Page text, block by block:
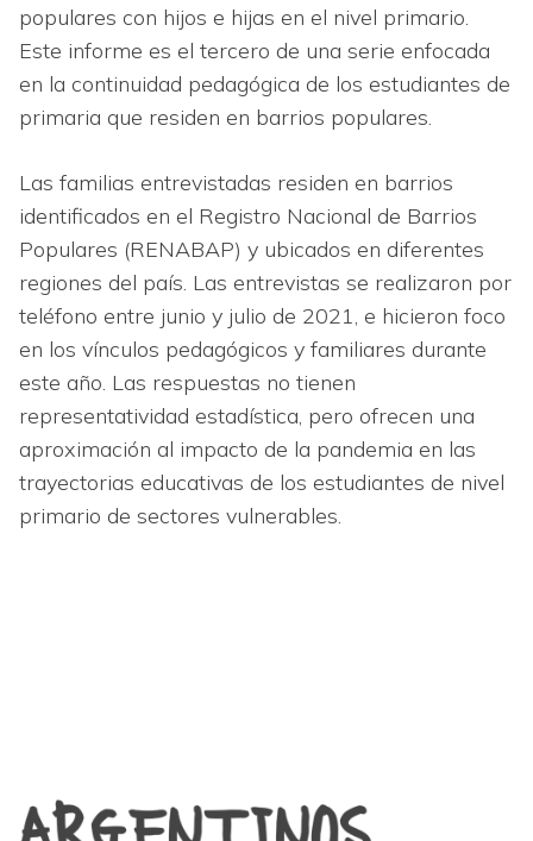
populares con hijos e hijas en el nivel primario.
Este informe es el tercero de una serie enfocada
en la continuidad pedagógica de los estudiantes de
primaria que residen en barrios populares.
Las familias entrevistadas residen en barrios
identificados en el Registro Nacional de Barrios
Populares (RENABAP) y ubicados en diferentes
regiones del país. Las entrevistas se realizaron por
teléfono entre junio y julio de 2021, e hicieron foco
en los vínculos pedagógicos y familiares durante
este año. Las respuestas no tienen
representatividad estadística, pero ofrecen una
aproximación al impacto de la pandemia en las
trayectorias educativas de los estudiantes de nivel
primario de sectores vulnerables.